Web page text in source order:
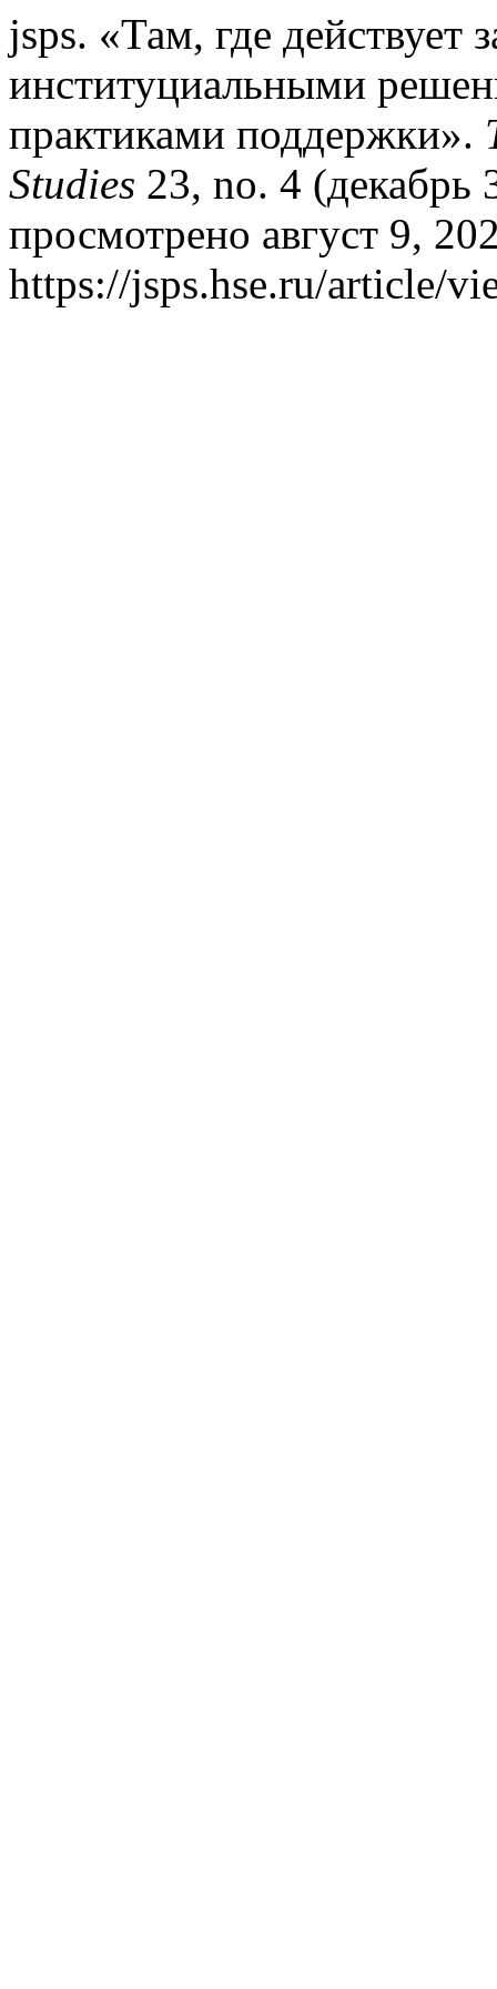
jsps. «Там, где действует
институциальными
практиками поддержки».
Studies 23, no. 4 (декабрь
просмотрено август 9,
https://jsps.hse.ru/article/